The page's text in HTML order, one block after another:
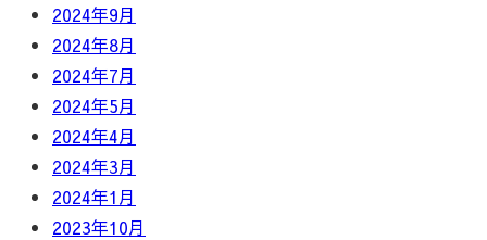
2024年9月
2024年8月
2024年7月
2024年5月
2024年4月
2024年3月
2024年1月
2023年10月